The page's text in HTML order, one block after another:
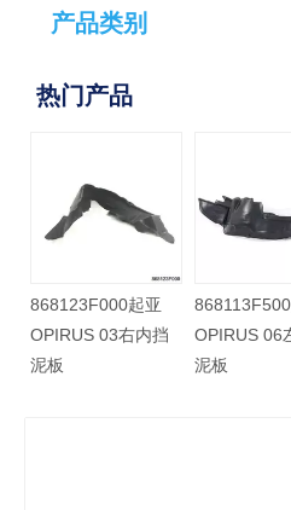
产品类别
热门产品
起亚
K2 17右前挡
868123F000起亚
OPIRUS 03右内挡